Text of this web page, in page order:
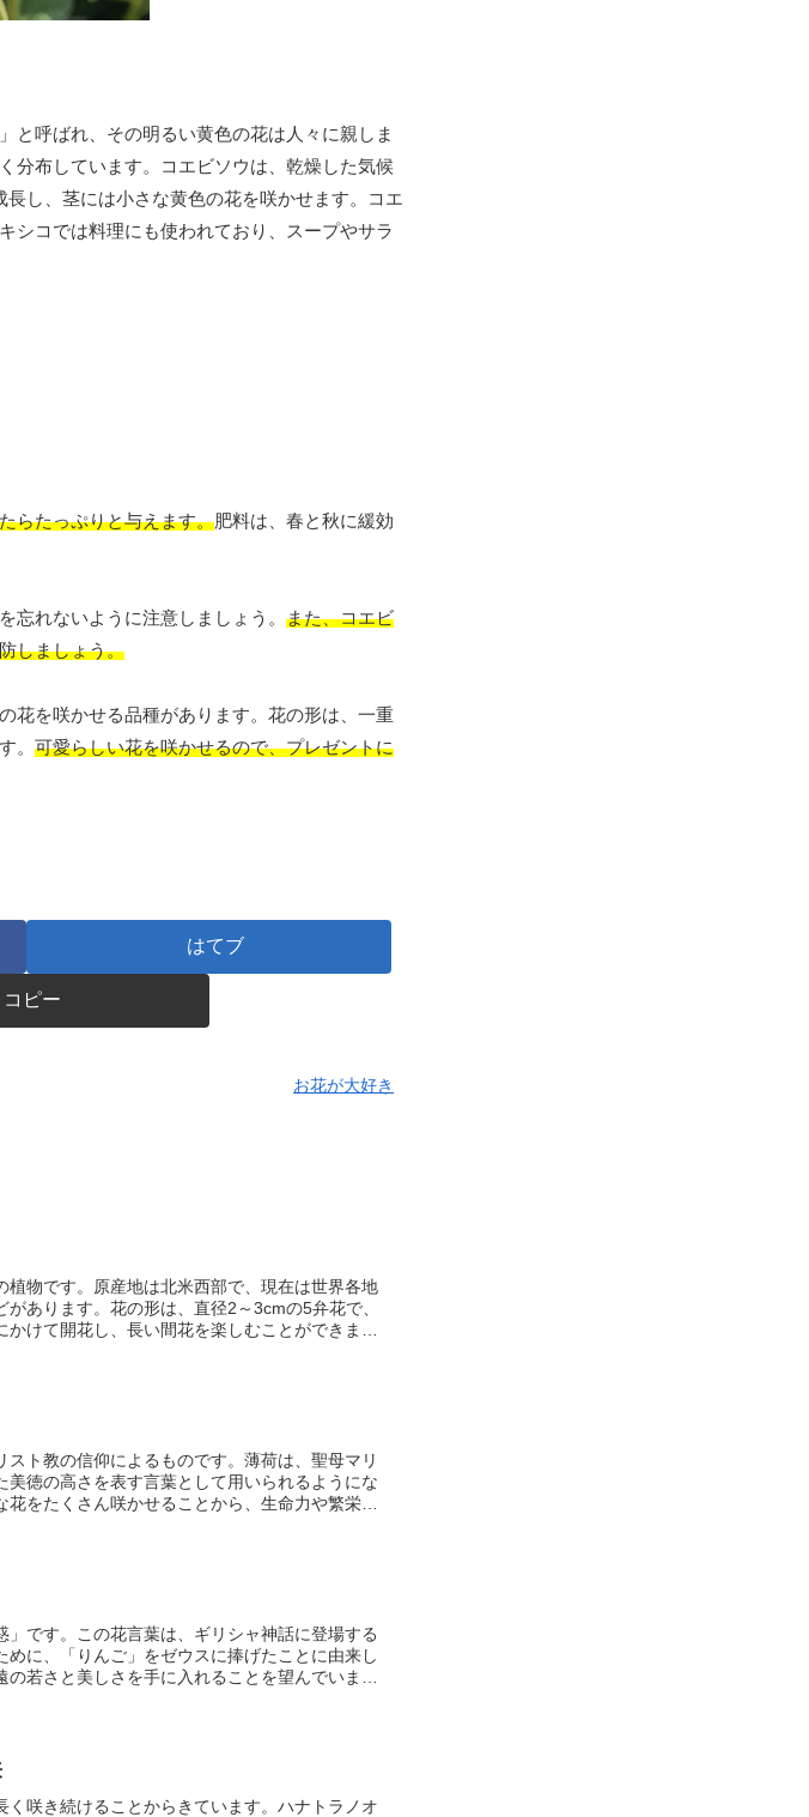
と呼ばれ、その明るい黄色の花は人々に親しま
分布しています。コエビソウは、乾燥した気候
し、茎には小さな黄色の花を咲かせます。コエ
シコでは料理にも使われており、スープやサラ
らたっぷりと与えます。肥料は、春と秋に緩効
忘れないように注意しましょう。 また、コエビ
しましょう。
花を咲かせる品種があります。花の形は、一重
。 可愛らしい花を咲かせるので、プレゼントに
はてブ
コピー
お花が大好き
物です。原産地は北米西部で、現在は世界各地
あります。花の形は、直径2～3cmの5弁花で、
けて開花し、長い間花を楽しむことができま
ト教の信仰によるものです。薄荷は、聖母マリ
徳の高さを表す言葉として用いられるようにな
をたくさん咲かせることから、生命力や繁栄を
けたり、家に飾ったりして、悪魔から身を守っ
」です。この花言葉は、ギリシャ神話に登場する
に、
「りんご」をゼウスに捧げた ことに由来し
若さと美しさを手に入れることを望んでいまし
く咲き続けることからきています。ハナトラノオ